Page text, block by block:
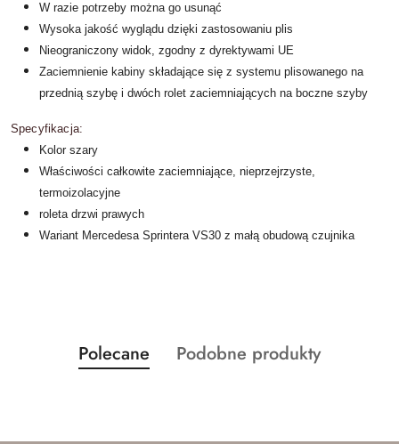
W razie potrzeby można go usunąć
Wysoka jakość wyglądu dzięki zastosowaniu plis
Nieograniczony widok, zgodny z dyrektywami UE
Zaciemnienie kabiny składające się z systemu plisowanego na
przednią szybę i dwóch rolet zaciemniających na boczne szyby
Specyfikacja:
Kolor szary
Właściwości całkowite zaciemniające, nieprzejrzyste,
termoizolacyjne
roleta drzwi prawych
Wariant Mercedesa Sprintera VS30 z małą obudową czujnika
Pomiń karuzelę produktów
Produkty
o
Polecane
Produkty
Podobne produkty